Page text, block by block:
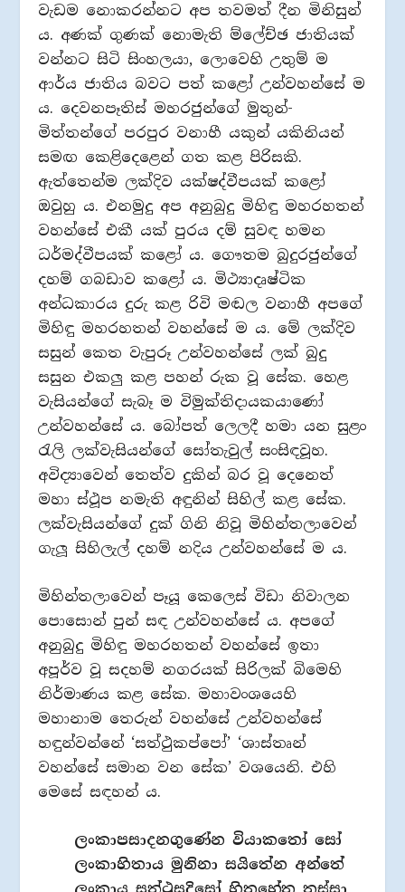
වැඩම නොකරන්නට අප තවමත් දීන මිනිසුන්
ය. අණක් ගුණක් නොමැති ම්ලේච්ඡ ජාතියක්
වන්නට සිටි සිංහලයා, ලොවෙහි උතුම් ම
ආර්ය ජාතිය බවට පත් කළෝ උන්වහන්සේ ම
ය. දෙවනපෑතිස් මහරජුන්ගේ මුතුන්-
මිත්තන්ගේ පරපුර වනාහී යකුන් යකිනියන්
සමඟ කෙළිදෙළෙන් ගත කළ පිරිසකි.
ඇත්තෙන්ම ලක්දිව යක්ෂද්වීපයක් කළෝ
ඔවුහු ය. එනමුදු අප අනුබුදු මිහිඳු මහරහතන්
වහන්සේ එකී යක් පුරය දම් සුවඳ හමන
ධර්මද්වීපයක් කළෝ ය. ගෞතම බුදුරජුන්ගේ
දහම් ගබඩාව කළෝ ය. මිථ්‍යාදෘෂ්ටික
අන්ධකාරය දුරු කළ රිවි මඬල වනාහී අපගේ
මිහිඳු මහරහතන් වහන්සේ ම ය. මේ ලක්දිව
සසුන් කෙත වැපුරූ උන්වහන්සේ ලක් බුදු
සසුන එකලු කළ පහන් රුක වූ සේක. හෙළ
වැසියන්ගේ සැබෑ ම විමුක්තිදායකයාණෝ
උන්වහන්සේ ය. බෝපත් ලෙලදී හමා යන සුළං
රැලි ලක්වැසියන්ගේ සෝතැවුල් සංසිඳවූහ.
අවිද්‍යාවෙන් තෙත්ව දුකින් බර වූ දෙනෙත්
මහා ස්ථූප නමැති අඳුනින් සිහිල් කළ සේක.
ලක්වැසියන්ගේ දුක් ගිනි නිවූ මිහින්තලාවෙන්
ගැලූ සිහිලැල් දහම් නදිය උන්වහන්සේ ම ය.
මිහින්තලාවෙන් පෑයූ කෙලෙස් විඩා නිවාලන
පොසොන් පුන් සඳ උන්වහන්සේ ය. අපගේ
අනුබුදු මිහිඳු මහරහතන් වහන්සේ ඉතා
අපූර්ව වූ සදහම් නගරයක් සිරිලක් බිමෙහි
නිර්මාණය කළ සේක. මහාවංශයෙහි
මහානාම තෙරුන් වහන්සේ උන්වහන්සේ
හඳුන්වන්නේ ‘සත්ථුකප්පෝ’ ‘ශාස්තෘන්
වහන්සේ සමාන වන සේක’ වශයෙනි. එහි
මෙසේ සඳහන් ය.
ලංකාපසාදනගුණේන වියාකතෝ සෝ
ලංකාහිතාය මුනිනා සයිතේන අන්‌තේ